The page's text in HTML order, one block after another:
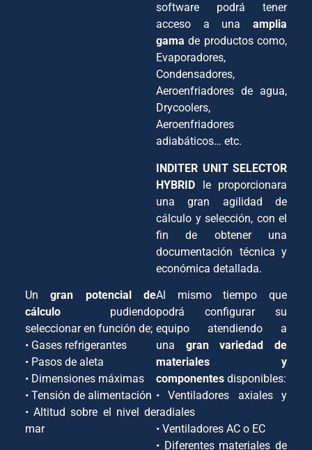
software podrá tener
acceso a una amplia
gama de productos como,
Evaporadores,
Condensadores,
Aeroenfriadores de agua,
Drycoolers,
Aeroenfriadores
adiabáticos… etc.
INDITER UNIT SELECTOR
HYBRID le proporcionara
una gran agilidad de
cálculo y selección, con el
fin de obtener una
documentación técnica y
económica detallada.
Ungran potencial de
cálculo pudiendo
seleccionar en función de;
• Gases refrigerantes
• Pasos de aleta
• Dimensiones máximas
• Tensión de alimentación
• Altitud sobre el nivel de
mar
Al mismo tiempo que
podrá configurar su
equipo atendiendo a
una gran variedad de
materiales y
componentes disponibles:
• Ventiladores axiales y
radiales
• Ventiladores AC o EC
• Diferentes materiales de